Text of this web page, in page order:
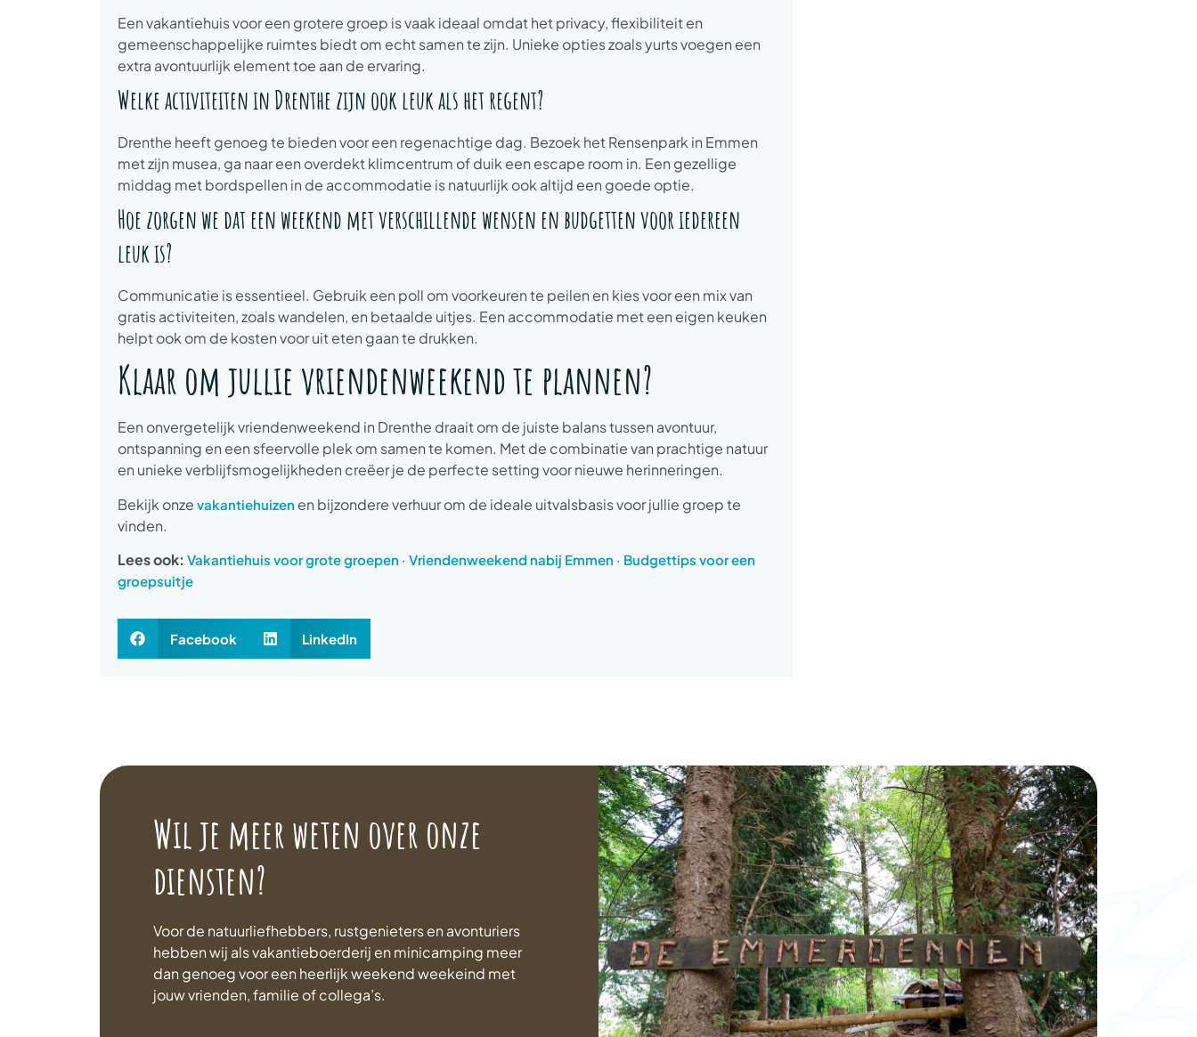
Een vakantiehuis voor een grotere groep is vaak ideaal omdat het privacy, flexibiliteit en
gemeenschappelijke ruimtes biedt om echt samen te zijn. Unieke opties zoals yurts voegen een
extra avontuurlijk element toe aan de ervaring.
Welke activiteiten in Drenthe zijn ook leuk als het regent?
Drenthe heeft genoeg te bieden voor een regenachtige dag. Bezoek het Rensenpark in Emmen
met zijn musea, ga naar een overdekt klimcentrum of duik een escape room in. Een gezellige
middag met bordspellen in de accommodatie is natuurlijk ook altijd een goede optie.
Hoe zorgen we dat een weekend met verschillende wensen en budgetten voor iedereen
leuk is?
Communicatie is essentieel. Gebruik een poll om voorkeuren te peilen en kies voor een mix van
gratis activiteiten, zoals wandelen, en betaalde uitjes. Een accommodatie met een eigen keuken
helpt ook om de kosten voor uit eten gaan te drukken.
Klaar om jullie vriendenweekend te plannen?
Een onvergetelijk vriendenweekend in Drenthe draait om de juiste balans tussen avontuur,
ontspanning en een sfeervolle plek om samen te komen. Met de combinatie van prachtige natuur
en unieke verblijfsmogelijkheden creëer je de perfecte setting voor nieuwe herinneringen.
Bekijk onze vakantiehuizen en bijzondere verhuur om de ideale uitvalsbasis voor jullie groep te
vinden.
Lees ook: Vakantiehuis voor grote groepen · Vriendenweekend nabij Emmen · Budgettips voor een
groepsuitje
Facebook LinkedIn
Wil je meer weten over onze
diensten?
Voor de natuurliefhebbers, rustgenieters en avonturiers
hebben wij als vakantieboerderij en minicamping meer
dan genoeg voor een heerlijk weekend weekeind met
jouw vrienden, familie of collega’s.